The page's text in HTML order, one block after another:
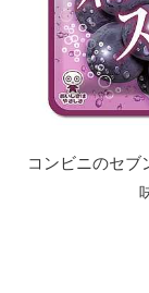
コンビニのセブ